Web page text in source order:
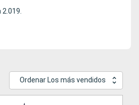
Ordenar Los más vendidos